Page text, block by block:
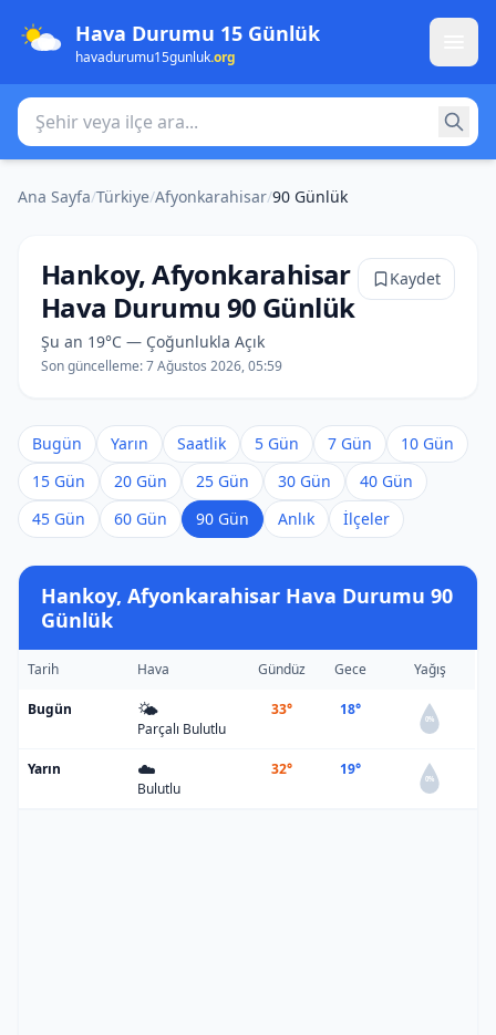
Hava Durumu 15 Günlük
havadurumu15gunluk.org
Şehir veya ilçe ara
Ana Sayfa/Türkiye/Afyonkarahisar/90 Günlük
Hankoy, Afyonkarahisar
Hava Durumu 90 Günlük
Şu an 19°C — Çoğunlukla Açık
Son güncelleme:7 Ağustos 2026, 05:59
Kaydet
Bugün Yarın Saatlik 5 Gün 7 Gün
10 Gün
15 Gün
20 Gün 25 Gün 30 Gün
40 Gün
45 Gün
60 Gün 90 Gün Anlık İlçeler
Hankoy, Afyonkarahisar Hava Durumu 90
Günlük
Tarih Hava Gündüz Gece Yağış
Bugün 🌤️
Parçalı Bulutlu
33° 18°
0%
Yarın ☁️
Bulutlu
32° 19°
0%